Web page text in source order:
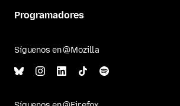
Programadores
Síguenos en @Mozilla